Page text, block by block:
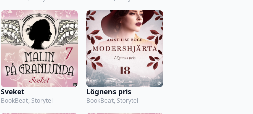
Sveket
BookBeat, Storytel
Lögnens pris
BookBeat, Storytel